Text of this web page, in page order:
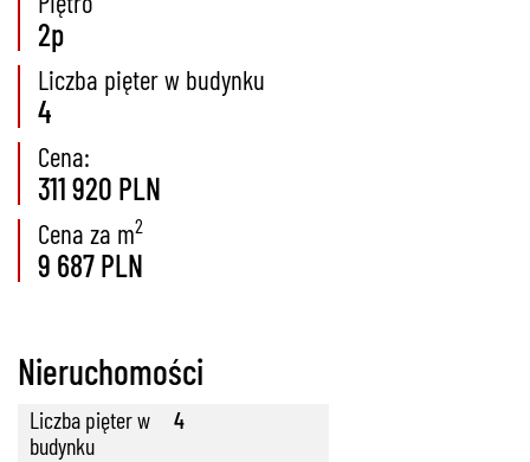
2p
Liczba pięter w budynku
4
Cena:
311 920 PLN
Cena za m2
9 687 PLN
Nieruchomości
Liczba pięter w
budynku
4